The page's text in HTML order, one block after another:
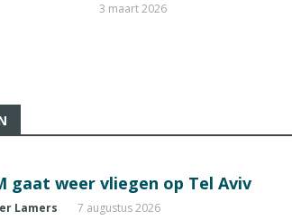
3 maart 2026
gaat weer vliegen op Tel Aviv
Lamers 7 augustus 2026